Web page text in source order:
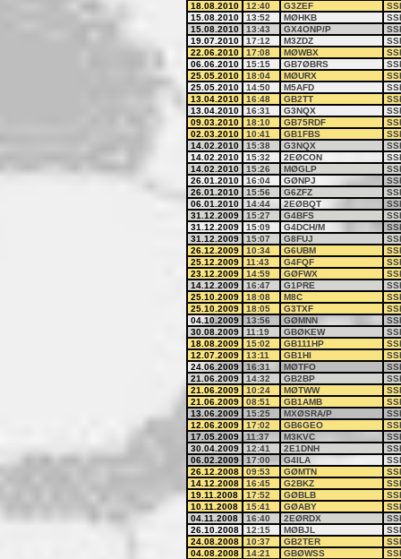
18.08.2010
12:40 G3ZEF
15.08.2010
13:52 MØHKB
15.08.2010
13:43 GX4ONP/P
19.07.2010
17:12 M3ZDZ
22.06.2010
17:08 MØWBX
06.06.2010
15:15 GB7ØBRS
25.05.2010
18:04 MØURX
25.05.2010
14:50 M5AFD
13.04.2010
16:48 GB2TT
13.04.2010
16:31 G3NQX
09.03.2010
18:10 GB75RDF
02.03.2010
10:41 GB1FBS
14.02.2010
15:38 G3NQX
14.02.2010
15:32 2EØCON
14.02.2010
15:26 MØGLP
26.01.2010
16:04 GØNPJ
26.01.2010
15:56 G6ZFZ
06.01.2010
14:44 2EØBQT
31.12.2009
15:27 G4BFS
31.12.2009
15:09 G4DCH/M
31.12.2009
15:07 G8FUJ
26.12.2009
10:34 G6UBM
25.12.2009
11:43 G4FQF
23.12.2009
14:59 GØFWX
14.12.2009
16:47 G1PRE
25.10.2009
18:08 M8C
25.10.2009
18:05 G3TXF
04.10.2009
13:56 GØMNN
30.08.2009
11:19 GBØKEW
18.08.2009
15:02 GB111HP
12.07.2009
13:11 GB1HI
24.06.2009
16:31 MØTFO
21.06.2009
14:32 GB2BP
21.06.2009
10:24 MØTWW
21.06.2009
08:51 GB1AMB
13.06.2009
15:25 MXØSRA/P
12.06.2009
17:02 GB6GEO
17.05.2009
11:37 M3KVC
30.04.2009
12:41 2E1DNH
06.02.2009
17:00 G4ILA
26.12.2008
09:53 GØMTN
14.12.2008
16:45 G2BKZ
19.11.2008
17:52 GØBLB
10.11.2008
15:41 GØABY
04.11.2008
16:40 2EØRDX
26.10.2008
12:15 MØBJL
24.08.2008
10:37 GB2TER
04.08.2008
14:21 GBØWSS